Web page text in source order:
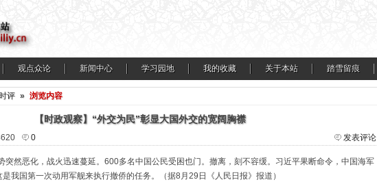
观点众论 新闻中心 学习园地 我的收藏 关于本站 踏雪留痕
评 » 浏览内容
【时政观察】“外交为民”彰显大国外交的宽阔胸襟
0 发表评论
突然恶化，战火迅速蔓延。 600多名中国公民受困也门。撤离，刻不容缓。习近平果断命令，中国海军
我国第一次动用军舰来执行撤侨的任务。
（据8 月29 日《人民日报》报道）